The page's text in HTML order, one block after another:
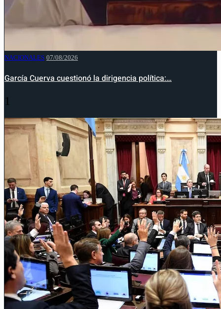
NACIONALES 07/08/2026
García Cuerva cuestionó la dirigencia política:…
1